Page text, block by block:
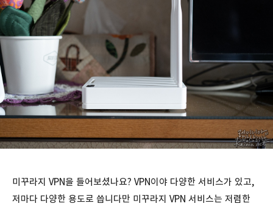
미꾸라지 VPN을 들어보셨나요? VPN이야 다양한 서비스가 있고,
저마다 다양한 용도로 씁니다만 미꾸라지 VPN 서비스는 저렴한